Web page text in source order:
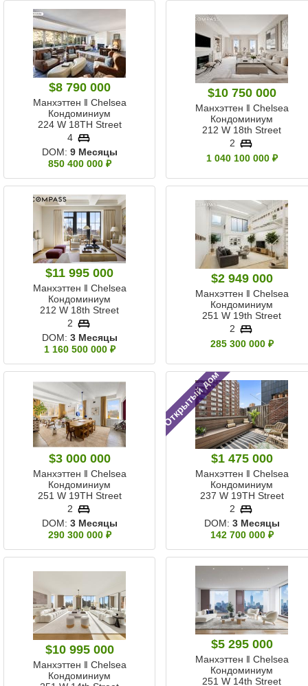
$8 790 000
Манхэттен ‖ Chelsea
Кондоминиум
224 W 18TH Street
4
DOM: 9 Месяцы
850 400 000 ₽
$10 750 000
Манхэттен ‖ Chelsea
Кондоминиум
212 W 18th Street
2
1 040 100 000 ₽
$11 995 000
Манхэттен ‖ Chelsea
Кондоминиум
212 W 18th Street
2
DOM: 3 Месяцы
1 160 500 000 ₽
$2 949 000
Манхэттен ‖ Chelsea
Кондоминиум
251 W 19th Street
2
285 300 000 ₽
$3 000 000
Манхэттен ‖ Chelsea
Кондоминиум
251 W 19TH Street
2
DOM: 3 Месяцы
290 300 000 ₽
Открытый дом
$1 475 000
Манхэттен ‖ Chelsea
Кондоминиум
237 W 19TH Street
2
DOM: 3 Месяцы
142 700 000 ₽
$10 995 000
Манхэттен ‖ Chelsea
Кондоминиум
$5 295 000
Манхэттен ‖ Chelsea
Кондоминиум
251 W 14th Street